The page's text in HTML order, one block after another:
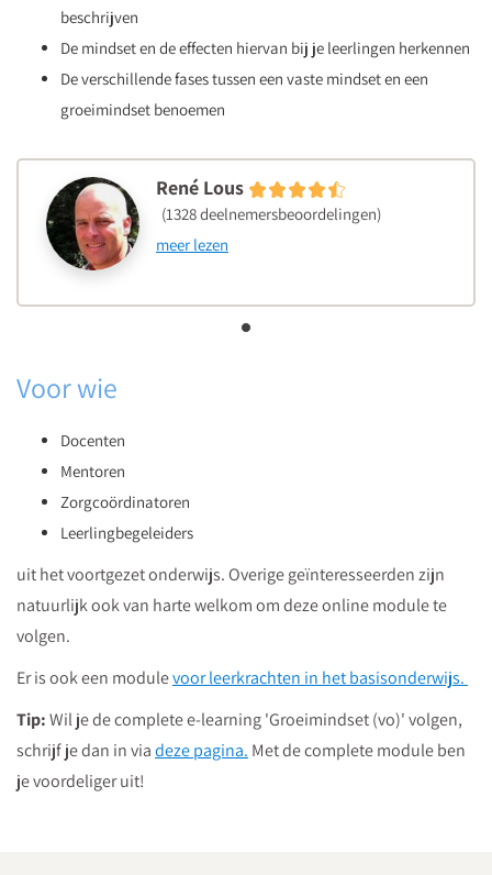
beschrijven
De mindset en de effecten hiervan bij je leerlingen herkennen
De verschillende fases tussen een vaste mindset en een
groeimindset benoemen
René Lous
(1328 deelnemersbeoordelingen)
meer lezen
Voor wie
Docenten
Mentoren
Zorgcoördinatoren
Leerlingbegeleiders
uit het voortgezet onderwijs. Overige geïnteresseerden zijn
natuurlijk ook van harte welkom om deze online module te
volgen.
Er is ook een modulevoor leerkrachten in het basisonderwijs.
Tip:Wil je de complete e-learning 'Groeimindset (vo)' volgen,
schrijf je dan in viadeze pagina. Met de complete module ben
je voordeliger uit!